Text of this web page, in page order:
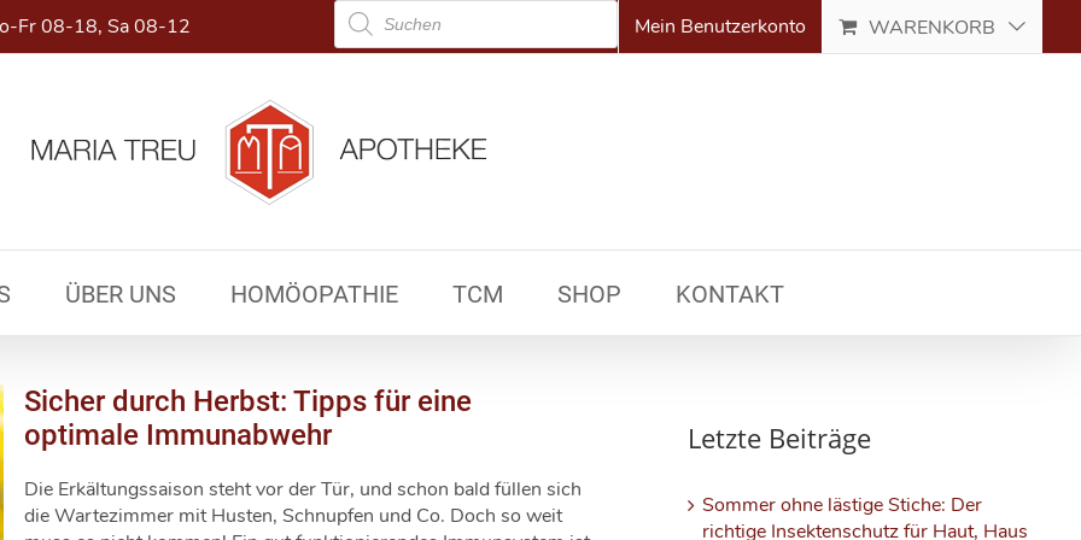
Fr 08-18, Sa 08-12
Products
search Mein Benutzerkonto WARENKORB
ÜBER UNS HOMÖOPATHIE TCM SHOP KONTAKT
Sicher durch Herbst: Tipps für eine
optimale Immunabwehr
Die Erkältungssaison steht vor der Tür, und schon bald füllen sich
die Wartezimmer mit Husten, Schnupfen und Co. Doch so weit
Letzte Beiträge
Sommer ohne lästige Stiche: Der
richtige Insektenschutz für Haut, Haus